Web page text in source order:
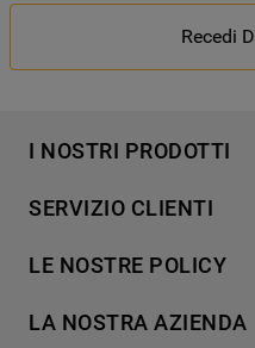
Recedi
I NOSTRI PRODOTTI
Refrigerazione
Cottura
Aria condizionata
SERVIZIO CLIENTI
Supporto
Contatti
LE NOSTRE POLICY
Cookie Policy
LA NOSTRA AZIENDA